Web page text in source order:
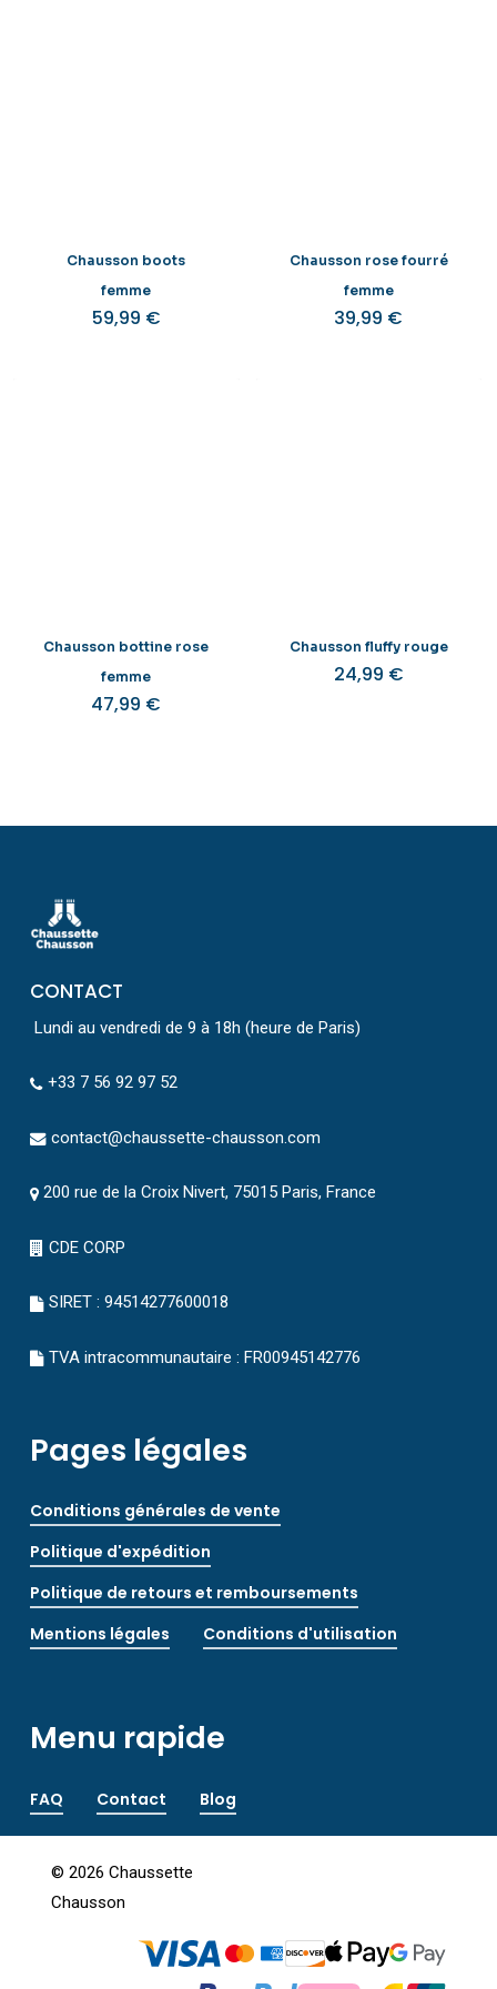
Chausson boots
femme
59,99 €
Chausson rose fourré
femme
39,99 €
Chausson bottine rose
femme
47,99 €
Chausson fluffy rouge
24,99 €
CONTACT
Lundi au vendredi de 9 à 18h (heure de Paris)
+33 7 56 92 97 52
contact@chaussette-chausson.com
200 rue de la Croix Nivert, 75015 Paris, France
CDE CORP
SIRET : 94514277600018
TVA intracommunautaire : FR00945142776
Pages légales
Conditions générales de vente
Politique d'expédition
Politique de retours et remboursements
Mentions légales
Conditions d'utilisation
Menu rapide
FAQ Contact Blog
©2026 Chaussette
Chausson